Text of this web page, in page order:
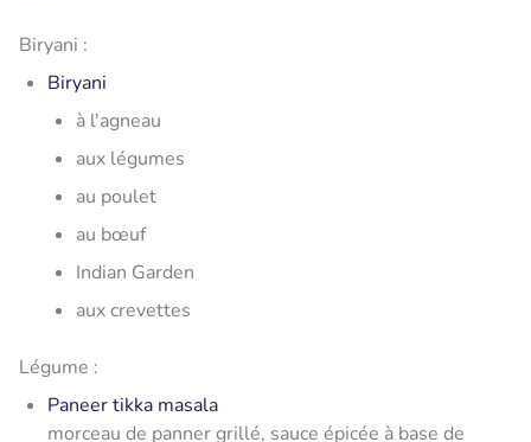
Biryani :
Biryani
à l'agneau
aux légumes
au poulet
au bœuf
Indian Garden
aux crevettes
Légume :
Paneer tikka masala
morceau de panner grillé, sauce épicée à base de